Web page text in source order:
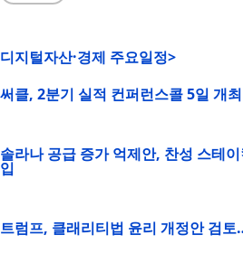
디지털자산·경제 주요일정>
써클, 2분기 실적 컨퍼런스콜 5일 개최
솔라나 공급 증가 억제안, 찬성 스테
입
트럼프, 클래리티법 윤리 개정안 검